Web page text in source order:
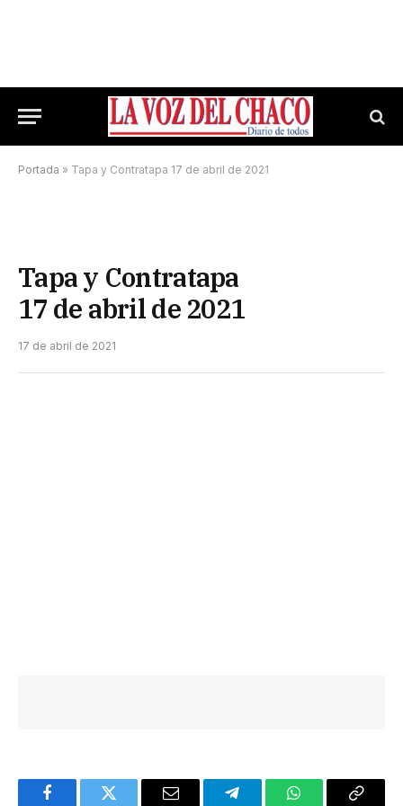
Portada » Tapa y Contratapa 17 de abril de 2021
Tapa y Contratapa
17 de abril de 2021
17 de abril de 2021